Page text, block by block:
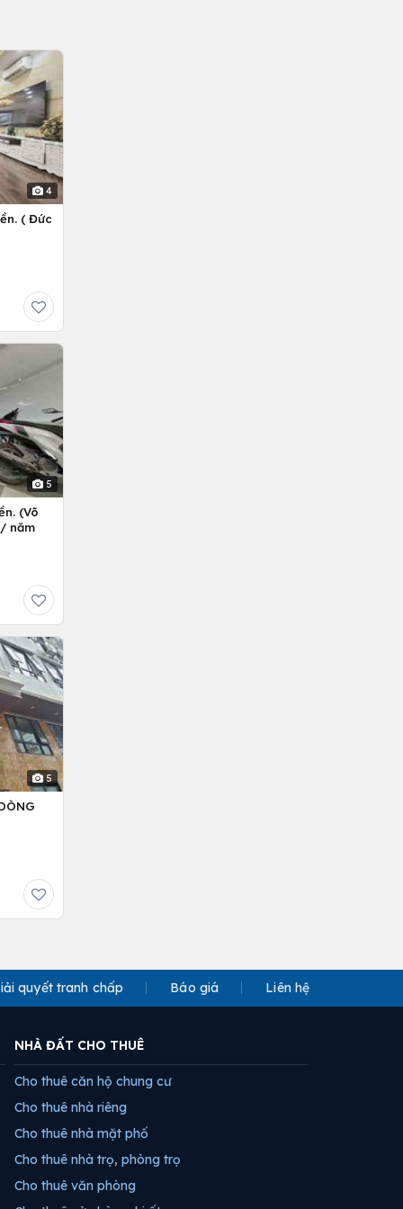
4
( Đức
5
(Võ
năm
5
quyết tranh chấp Báo giá Liên hệ
NHÀ ĐẤT CHO THUÊ
Cho thuê căn hộ chung cư
Cho thuê nhà riêng
Cho thuê nhà mặt phố
Cho thuê nhà trọ, phòng trọ
Cho thuê văn phòng